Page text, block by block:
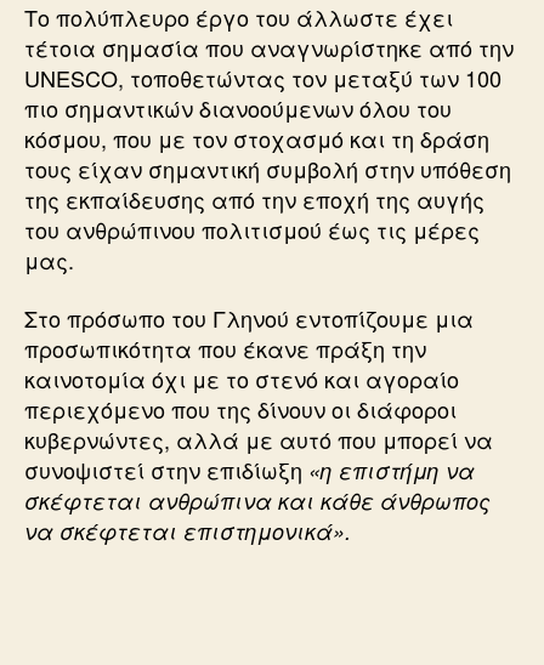
Το πολύπλευρο έργο του άλλωστε έχει
τέτοια σημασία που αναγνωρίστηκε από την
UNESCO, τοποθετώντας τον μεταξύ των 100
πιο σημαντικών διανοούμενων όλου του
κόσμου, που με τον στοχασμό και τη δράση
τους είχαν σημαντική συμβολή στην υπόθεση
της εκπαίδευσης από την εποχή της αυγής
του ανθρώπινου πολιτισμού έως τις μέρες
μας.
Στο πρόσωπο του Γληνού εντοπίζουμε μια
προσωπικότητα που έκανε πράξη την
καινοτομία όχι με το στενό και αγοραίο
περιεχόμενο που της δίνουν οι διάφοροι
κυβερνώντες, αλλά με αυτό που μπορεί να
συνοψιστεί στην επιδίωξη «η επιστήμη να
σκέφτεται ανθρώπινα και κάθε άνθρωπος
να σκέφτεται επιστημονικά».